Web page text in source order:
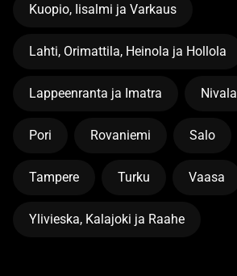
Kuopio, Iisalmi ja Varkaus
Lahti, Orimattila, Heinola ja Hollola
Lappeenranta ja Imatra Nivala
Pori Rovaniemi Salo
Tampere Turku Vaasa
Ylivieska, Kalajoki ja Raahe